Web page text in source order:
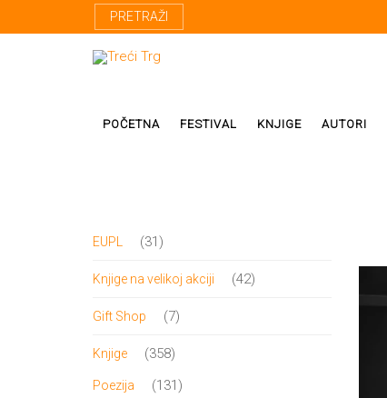
PRETRAŽI
POČETNA FESTIVAL KNJIGE AUTORI
EUPL 3131
Knjige na velikoj akciji 4242
Gift Shop 77
Knjige 358358
proizvoda
Poezija 131131